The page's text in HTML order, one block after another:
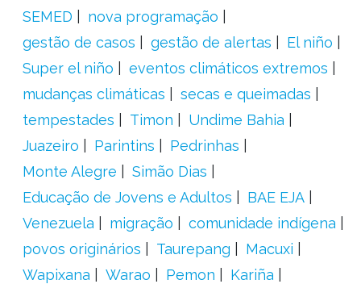
SEMED
nova programação
gestão de casos
gestão de alertas
El niño
Super el niño
eventos climáticos extremos
mudanças climáticas
secas e queimadas
tempestades
Timon
Undime Bahia
Juazeiro
Parintins
Pedrinhas
Monte Alegre
Simão Dias
Educação de Jovens e Adultos
BAE EJA
Venezuela
migração
comunidade indígena
povos originários
Taurepang
Macuxi
Wapixana
Warao Pemon
Kariña